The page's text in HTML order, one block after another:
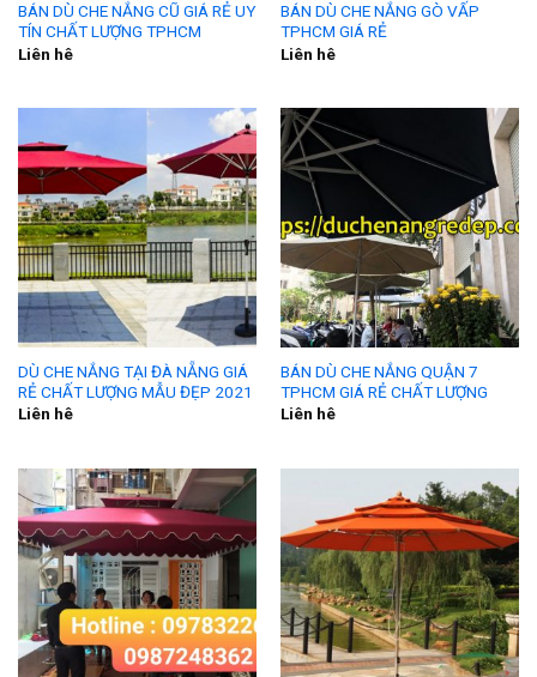
BÁN DÙ CHE NẮNG CŨ GIÁ RẺ UY
TÍN CHẤT LƯỢNG TPHCM
Liên hê
BÁN DÙ CHE NẮNG GÒ VẤP
TPHCM GIÁ RẺ
Liên hê
DÙ CHE NẮNG TẠI ĐÀ NẴNG GIÁ
RẺ CHẤT LƯỢNG MẪU ĐẸP 2021
Liên hê
BÁN DÙ CHE NẮNG QUẬN 7
TPHCM GIÁ RẺ CHẤT LƯỢNG
Liên hê